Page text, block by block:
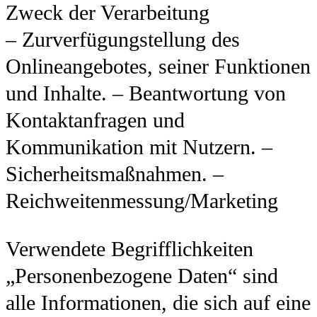
Zweck der Verarbeitung
– Zurverfügungstellung des
Onlineangebotes, seiner Funktionen
und Inhalte. – Beantwortung von
Kontaktanfragen und
Kommunikation mit Nutzern. –
Sicherheitsmaßnahmen. –
Reichweitenmessung/Marketing
Verwendete Begrifflichkeiten
„Personenbezogene Daten“ sind
alle Informationen, die sich auf eine